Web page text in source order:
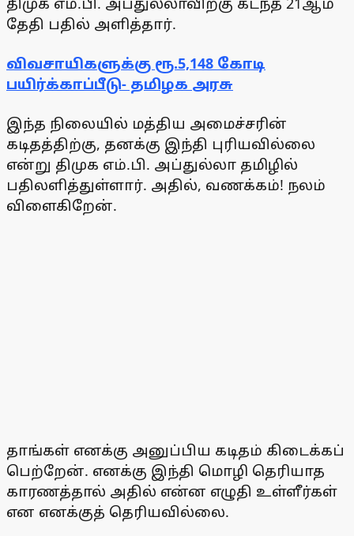
தேதி பதில் அளித்தார்.
விவசாயிகளுக்கு ரூ.5,148 கோடி
பயிர்க்காப்பீடு- தமிழக அரசு
இந்த நிலையில் மத்திய அமைச்சரின்
கடிதத்திற்கு, தனக்கு இந்தி புரியவில்லை
என்று திமுக எம்.பி. அப்துல்லா தமிழில்
பதிலளித்துள்ளார். அதில், வணக்கம்! நலம்
விளைகிறேன்.
தாங்கள் எனக்கு அனுப்பிய கடிதம் கிடைக்கப்
பெற்றேன். எனக்கு இந்தி மொழி தெரியாத
காரணத்தால் அதில் என்ன எழுதி உள்ளீர்கள்
என எனக்குத் தெரியவில்லை.